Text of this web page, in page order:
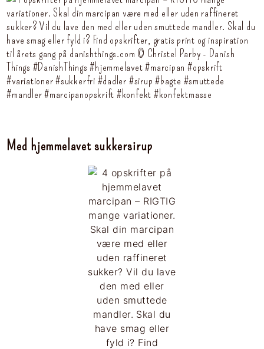
Med hjemmelavet sukkersirup